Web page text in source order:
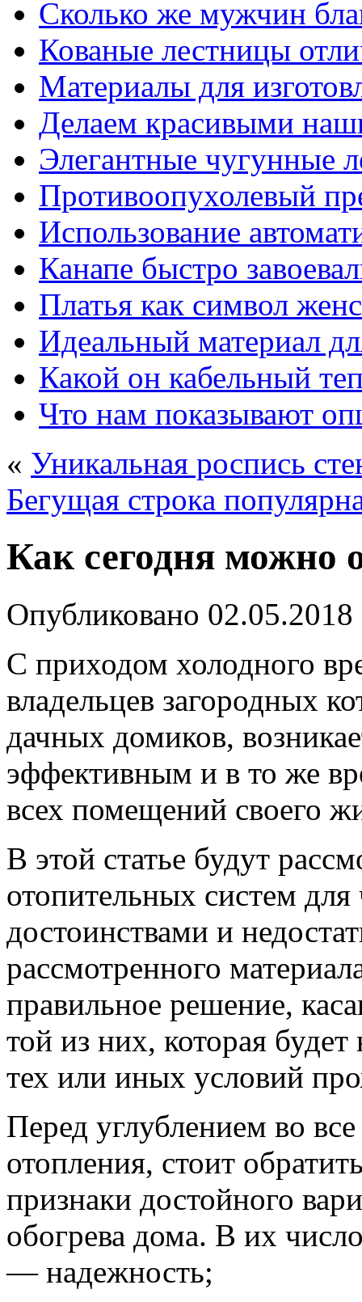
Сколько же мужчин
Кованые лестницы
Материалы для
Делаем красивыми
Элегантные чугунные
Противоопухолевый
Использование
Канапе быстро
Платья как символ
Идеальный материал
Какой он кабельный
Что нам показывают
« Уникальная роспись
Бегущая строка
Как сегодня можно
Опубликовано 02.05.2018
С приходом холодного
владельцев загородных
дачных домиков,
эффективным и в то же
всех помещений своего
В этой статье будут
отопительных систем для
достоинствами и
рассмотренного
правильное решение,
той из них, которая
тех или иных условий
Перед углублением во
отопления, стоит
признаки достойного
обогрева дома. В их
— надежность;